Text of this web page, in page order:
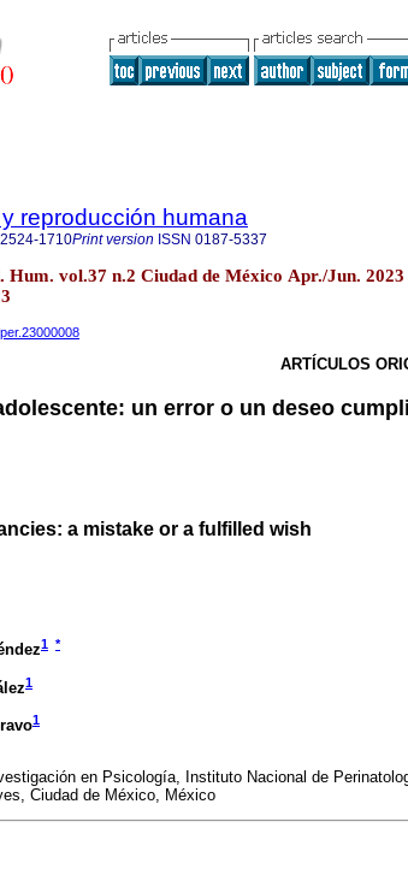
reproducción humana
2524-1710Print version ISSN 0187-5337
Hum. vol.37 n.2 Ciudad de México Apr./Jun. 2023
ARTÍCULOS
un error o un deseo
a mistake or a fulfilled wish
1 *
1
1
en Psicología, Instituto Nacional de
Ciudad de México, México